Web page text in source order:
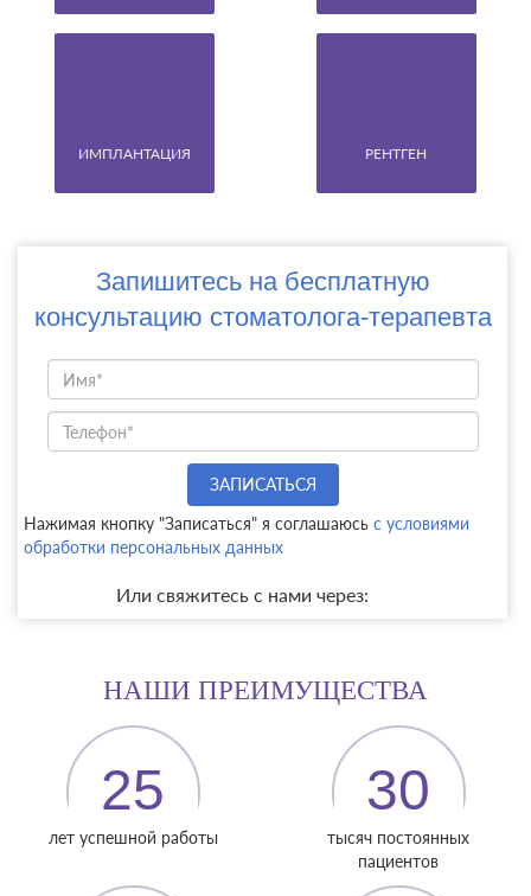
ИМПЛАНТАЦИЯ РЕНТГЕН
Запишитесь на бесплатную
консультацию стоматолога-терапевта
Нажимая кнопку "Записаться" я соглашаюсь с условиями
обработки персональных данных
Или свяжитесь с нами через:
НАШИ ПРЕИМУЩЕСТВА
25
лет успешной работы
30
тысяч постоянных
пациентов